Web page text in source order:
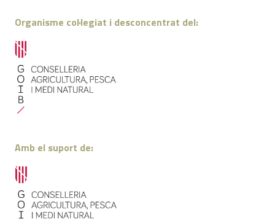
Organisme col·legiat i desconcentrat del:
Amb el suport de: